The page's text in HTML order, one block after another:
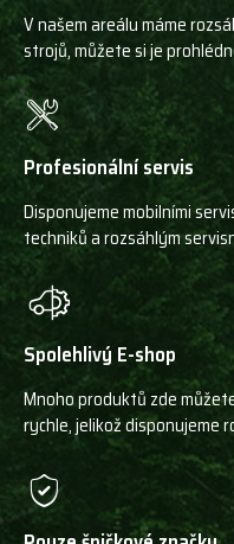
V našem areálu máme
strojů, můžete si je
Profesionální servis
Disponujeme mobilními
techniků a rozsáhlým
Spolehlivý E-shop
Mnoho produktů zde
rychle, jelikož disponujeme